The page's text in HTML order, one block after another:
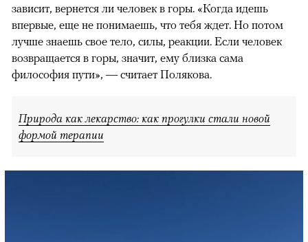
зависит, вернется ли человек в горы. «Когда идешь
впервые, еще не понимаешь, что тебя ждет. Но потом
лучше знаешь свое тело, силы, реакции. Если человек
возвращается в горы, значит, ему близка сама
философия пути», — считает Полякова.
Природа как лекарство: как прогулки стали новой
формой терапии